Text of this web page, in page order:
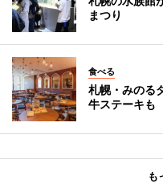
まつり
食べる
札幌・みのる
牛ステーキも
も